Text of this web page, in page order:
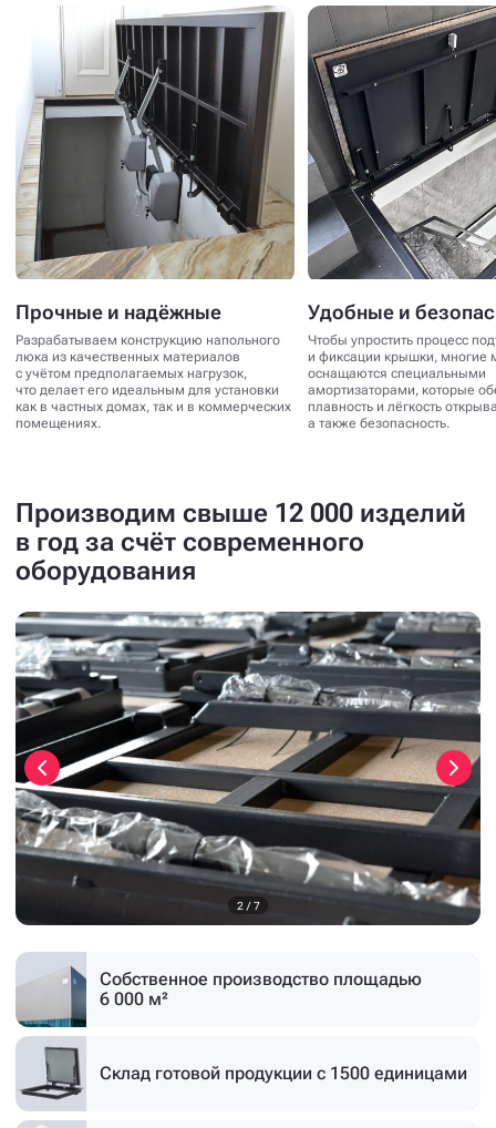
Прочные и надёжные
Разрабатываем конструкцию напольного
люка из качественных материалов
с учётом предполагаемых нагрузок,
что делает его идеальным для установки
как в частных домах, так и в коммерческих
помещениях.
Удобные и
Чтобы упростить процесс
и фиксации крышки, многие
оснащаются специальными
амортизаторами, которые
плавность и лёгкость
а также безопасность.
Производим свыше 12 000 изделий
в год за счёт современного
оборудования
3 / 7
Собственное производство площадью
6 000 м²
Склад готовой продукции с 1500 единицами